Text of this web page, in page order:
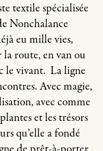
textile spécialisée
Nonchalance
eu mille vies,
la route, en van ou
le vivant. La ligne
Avec magie,
avec comme
et les trésors
qu’elle a fondé